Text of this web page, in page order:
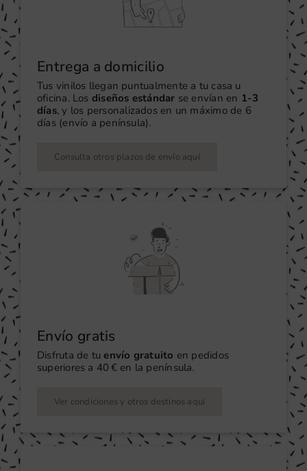
Entrega a domicilio
Tus vinilos llegan puntualmente a tu casa u
oficina. Los diseños estándar se envían en 1-3
días, y los personalizados en un máximo de 6
días (envío a península).
Consulta otros plazos de envío aquí
Envío gratis
Disfruta de tu envío gratuito en pedidos
superiores a 40 € en la península.
Ver condiciones y otros destinos aquí